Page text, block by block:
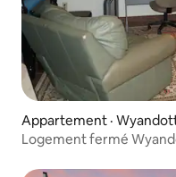
Appartement ·
Logement fermé